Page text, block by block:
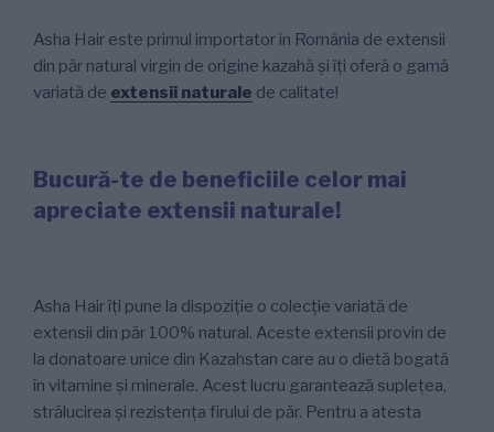
Asha Hair este primul importator în România de extensii
din păr natural virgin de origine kazahă și îți oferă o gamă
variată de extensii naturale de calitate!
Bucură-te de beneficiile celor mai
apreciate extensii naturale!
Asha Hair îți pune la dispoziție o colecție variată de
extensii din păr 100% natural. Aceste extensii provin de
la donatoare unice din Kazahstan care au o dietă bogată
în vitamine și minerale. Acest lucru garantează suplețea,
strălucirea și rezistența firului de păr. Pentru a atesta